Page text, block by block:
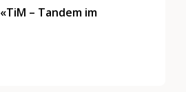
«TiM – Tandem im